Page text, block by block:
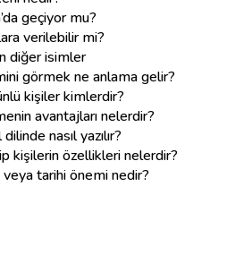
geçiyor mu?
verilebilir mi?
diğer isimler
görmek ne anlama gelir?
kişiler kimlerdir?
avantajları nelerdir?
nasıl yazılır?
kişilerin özellikleri nelerdir?
tarihi önemi nedir?